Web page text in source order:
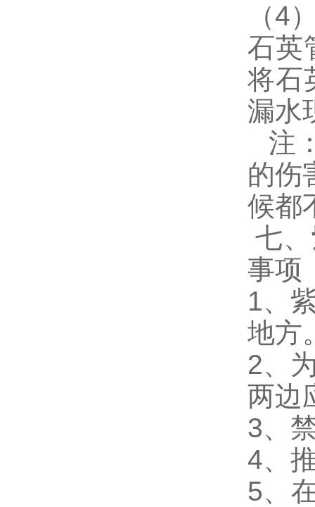
（4
石英
将石
漏水
注
的伤
候都
七、
事项
1、
地方
2、
两边
3、
4、
5、